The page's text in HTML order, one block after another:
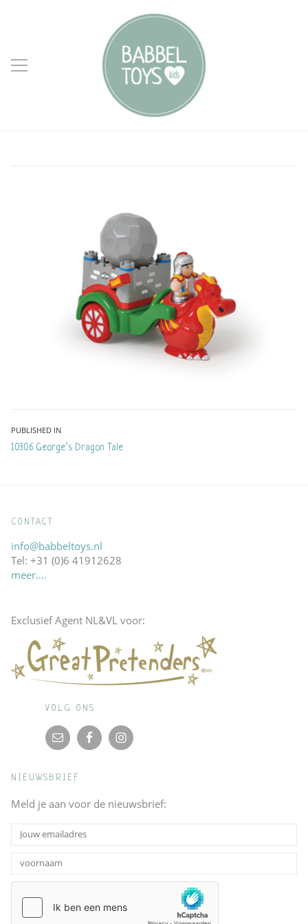
Bericht
navigatie
PUBLISHED IN
10306 George’s Dragon Tale
CONTACT
info@babbeltoys.nl
Tel: +31 (0)6 41912628
meer….
Exclusief Agent NL&VL voor:
VOLG ONS
NIEUWSBRIEF
Meld je aan voor de nieuwsbrief: